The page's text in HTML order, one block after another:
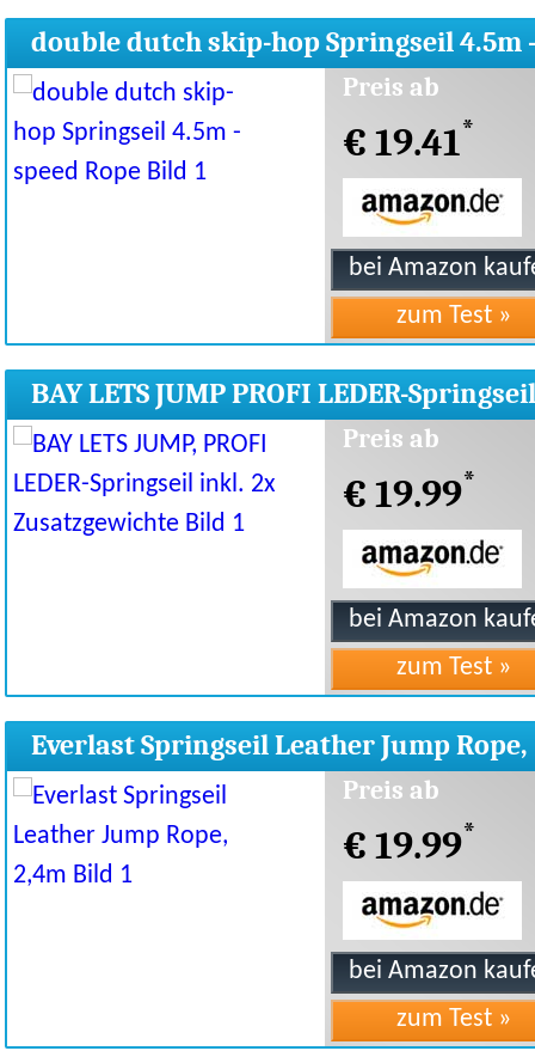
double dutch skip-hop Springseil 4.5m -
speed Rope
Preis ab
€ 19.41*
BAY LETS JUMP PROFI LEDER-Springseil
Zusatzgewichte
Preis ab
€ 19.99*
Everlast Springseil Leather Jump Rope,
2,4m
Preis ab
€ 19.99*